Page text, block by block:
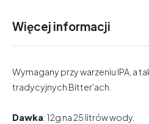
Więcej informacji
Wymagany przy warzeniu IPA, a
tradycyjnych Bitter'ach.
Dawka: 12g na 25 litrów wody.